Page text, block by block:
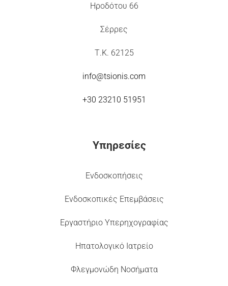
Ηροδότου 66
Σέρρες
Τ.Κ. 62125
info@tsionis.com
+30 23210 51951
Υπηρεσίες
Ενδοσκοπήσεις
Ενδοσκοπικές Επεμβάσεις
Εργαστήριο Υπερηχογραφίας
Ηπατολογικό Ιατρείο
Φλεγμονώδη Νοσήματα